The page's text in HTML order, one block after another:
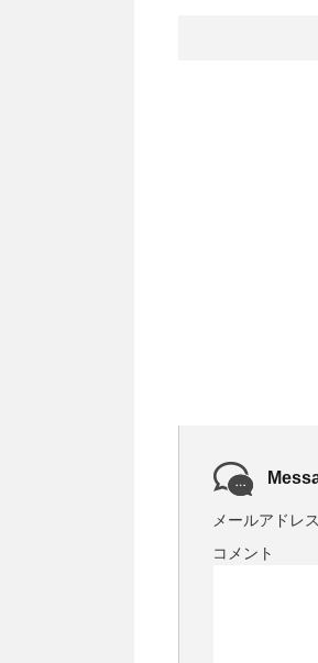
メールアドレ
コメント